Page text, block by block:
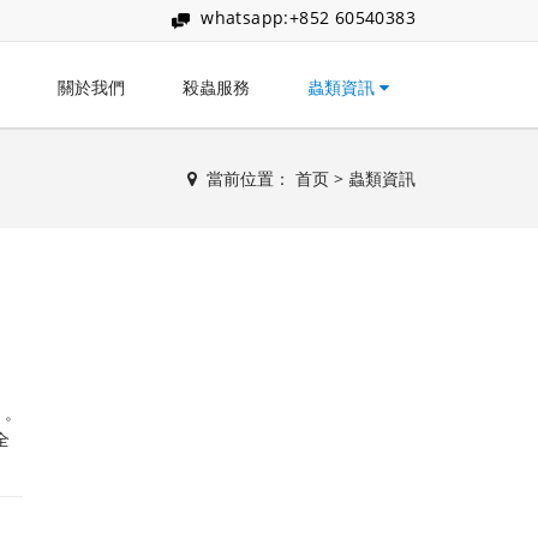
whatsapp:+852 60540383
關於我們 殺蟲服務 蟲類資訊
當前位置： 首页 > 蟲類資訊